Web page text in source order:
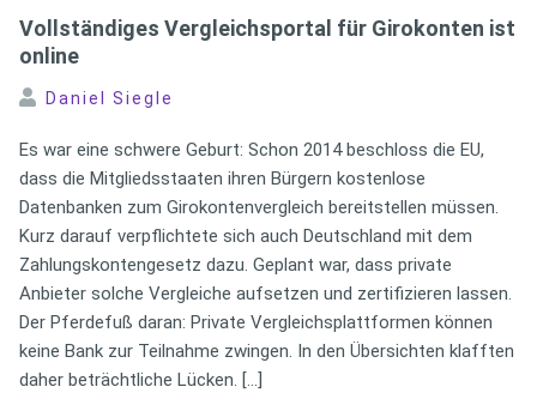
Vollständiges Vergleichsportal für Girokonten ist
online
Daniel Siegle
Es war eine schwere Geburt: Schon 2014 beschloss die EU,
dass die Mitgliedsstaaten ihren Bürgern kostenlose
Datenbanken zum Girokontenvergleich bereitstellen müssen.
Kurz darauf verpflichtete sich auch Deutschland mit dem
Zahlungskontengesetz dazu. Geplant war, dass private
Anbieter solche Vergleiche aufsetzen und zertifizieren lassen.
Der Pferdefuß daran: Private Vergleichsplattformen können
keine Bank zur Teilnahme zwingen. In den Übersichten klafften
daher beträchtliche Lücken. […]